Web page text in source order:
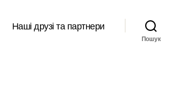
Наші друзі та партнери
Пошук